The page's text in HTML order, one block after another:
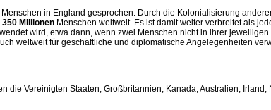
in England gesprochen. Durch die Kolonialisierung
350 Millionen Menschen weltweit. Es ist damit weiter verbreitet als
wird, etwa dann, wenn zwei Menschen nicht in ihrer
weltweit für geschäftliche und diplomatische Angelegenheiten
die Vereinigten Staaten, Großbritannien, Kanada, Australien,